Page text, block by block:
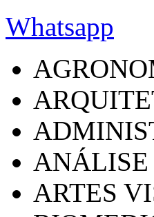
Whatsapp
ANÁLISE
ARTES